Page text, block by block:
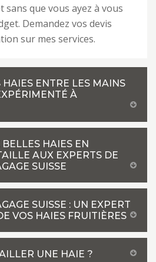
que vous ayez à vous
Demandez vos devis
sur mes services.
ENTRE LES MAINS
À
HAIES EN
AUX EXPERTS DE
SUISSE
SUISSE : UN EXPERT
VOS HAIES FRUITIÈRES
UNE HAIE ?